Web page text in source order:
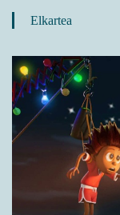
Elkartea